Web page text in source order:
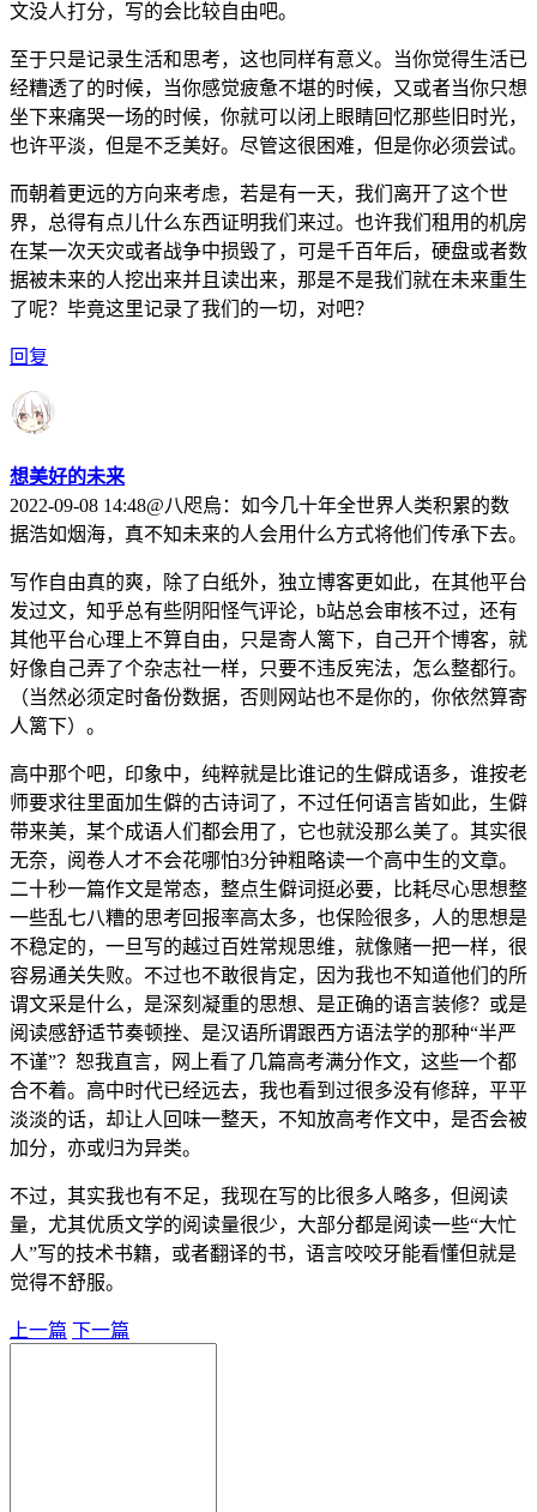
文没人打分，写的会比较自由吧。
至于只是记录生活和思考，这也同样有意义。当你觉得生活已
经糟透了的时候，当你感觉疲惫不堪的时候，又或者当你只想
坐下来痛哭一场的时候，你就可以闭上眼睛回忆那些旧时光，
也许平淡，但是不乏美好。尽管这很困难，但是你必须尝试。
而朝着更远的方向来考虑，若是有一天，我们离开了这个世
界，总得有点儿什么东西证明我们来过。也许我们租用的机房
在某一次天灾或者战争中损毁了，可是千百年后，硬盘或者数
据被未来的人挖出来并且读出来，那是不是我们就在未来重生
了呢？毕竟这里记录了我们的一切，对吧？
回复
想美好的未来
2022-09-08 14:48@八咫烏：如今几十年全世界人类积累的数
据浩如烟海，真不知未来的人会用什么方式将他们传承下去。
写作自由真的爽，除了白纸外，独立博客更如此，在其他平台
发过文，知乎总有些阴阳怪气评论，b站总会审核不过，还有
其他平台心理上不算自由，只是寄人篱下，自己开个博客，就
好像自己弄了个杂志社一样，只要不违反宪法，怎么整都行。
（当然必须定时备份数据，否则网站也不是你的，你依然算寄
人篱下）。
高中那个吧，印象中，纯粹就是比谁记的生僻成语多，谁按老
师要求往里面加生僻的古诗词了，不过任何语言皆如此，生僻
带来美，某个成语人们都会用了，它也就没那么美了。其实很
无奈，阅卷人才不会花哪怕3分钟粗略读一个高中生的文章。
二十秒一篇作文是常态，整点生僻词挺必要，比耗尽心思想整
一些乱七八糟的思考回报率高太多，也保险很多，人的思想是
不稳定的，一旦写的越过百姓常规思维，就像赌一把一样，很
容易通关失败。不过也不敢很肯定，因为我也不知道他们的所
谓文采是什么，是深刻凝重的思想、是正确的语言装修？或是
阅读感舒适节奏顿挫、是汉语所谓跟西方语法学的那种“半严
不谨”？恕我直言，网上看了几篇高考满分作文，这些一个都
合不着。高中时代已经远去，我也看到过很多没有修辞，平平
淡淡的话，却让人回味一整天，不知放高考作文中，是否会被
加分，亦或归为异类。
不过，其实我也有不足，我现在写的比很多人略多，但阅读
量，尤其优质文学的阅读量很少，大部分都是阅读一些“大忙
人”写的技术书籍，或者翻译的书，语言咬咬牙能看懂但就是
觉得不舒服。
上一篇 下一篇